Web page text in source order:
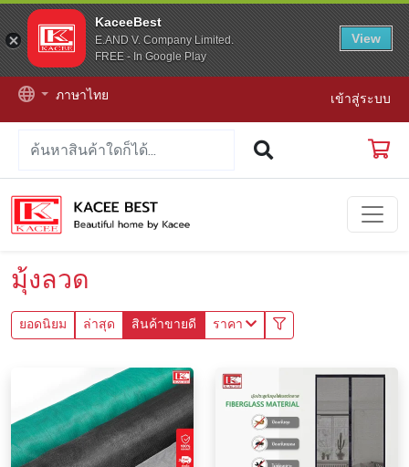
KaceeBest
E.AND V. Company Limited.
FREE - In Google Play
View
ภาษาไทย เข้าสู่ระบบ
มุ้งลวด
ยอดนิยม ล่าสุด สินค้าขายดี ราคา